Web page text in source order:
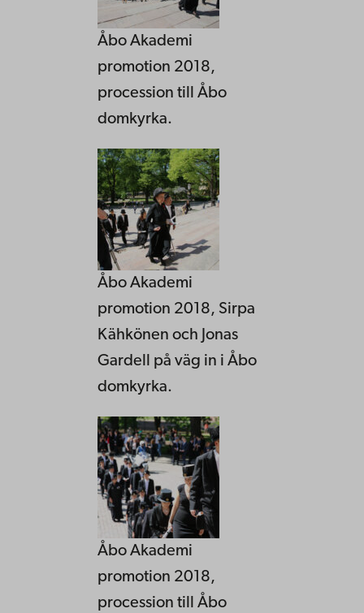
Åbo Akademi
promotion 2018,
procession till Åbo
domkyrka.
Åbo Akademi
promotion 2018, Sirpa
Kähkönen och Jonas
Gardell på väg in i Åbo
domkyrka.
Åbo Akademi
promotion 2018,
procession till Åbo